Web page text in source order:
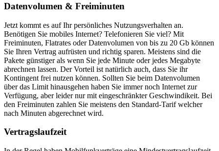
Datenvolumen & Freiminuten
Jetzt kommt es auf Ihr persönliches Nutzungsverhalten an.
Benötigen Sie mobiles Internet? Telefonieren Sie viel? Mit
Freiminuten, Flatrates oder Datenvolumen von bis zu 20 Gb können
Sie Ihren Vertrag aufrüsten und richtig sparen. Meistens sind die
Pakete günstiger als wenn Sie jede Minute oder jedes Megabyte
abrechnen lassen. Der Vorteil ist natürlich auch, dass Sie ihr
Kontingent frei nutzen können. Sollten Sie beim Datenvolumen
über das Limit hinausgehen haben Sie immer noch Internet zur
Verfügung, aber leider nur mit eingeschränkter Geschwindikeit. Bei
den Freiminuten zahlen Sie meistens den Standard-Tarif welcher
nach Minuten abgerechnet wird.
Vertragslaufzeit